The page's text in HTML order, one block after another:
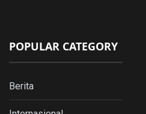
POPULAR CATEGORY
Berita